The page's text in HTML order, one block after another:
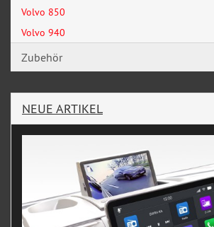
Volvo 850
Volvo 940
Zubehör
NEUE ARTIKEL